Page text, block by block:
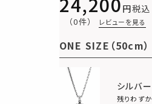
税込
（0件） レビューを見る
ONE SIZE（50cm）
シルバー
残りわずか